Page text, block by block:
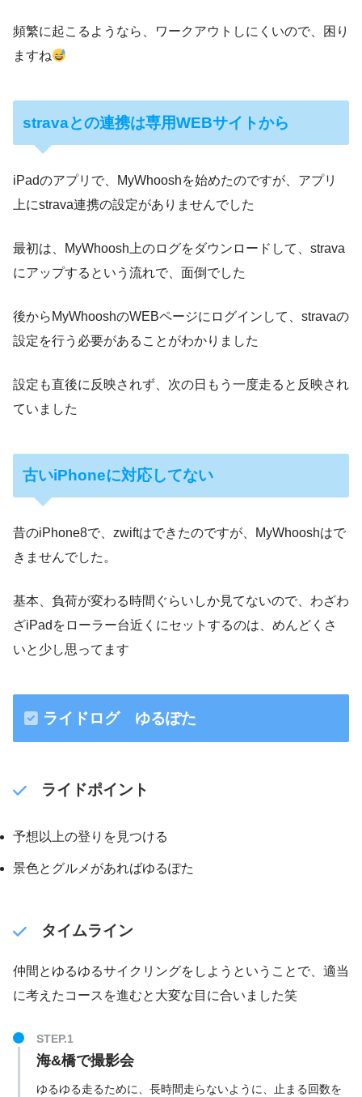
頻繁に起こるようなら、ワークアウトしにくいので、困り
ますね
stravaとの連携は専用WEBサイトから
iPadのアプリで、MyWhooshを始めたのですが、アプリ
上にstrava連携の設定がありませんでした
最初は、MyWhoosh上のログをダウンロードして、strava
にアップするという流れで、面倒でした
後からMyWhooshのWEBページにログインして、stravaの
設定を行う必要があることがわかりました
設定も直後に反映されず、次の日もう一度走ると反映され
ていました
古いiPhoneに対応してない
昔のiPhone8で、zwiftはできたのですが、MyWhooshはで
きませんでした。
基本、負荷が変わる時間ぐらいしか見てないので、わざわ
ざiPadをローラー台近くにセットするのは、めんどくさ
いと少し思ってます
ライドログ ゆるぽた
ライドポイント
予想以上の登りを見つける
景色とグルメがあればゆるぽた
タイムライン
仲間とゆるゆるサイクリングをしようということで、適当
に考えたコースを進むと大変な目に合いました笑
海&橋で撮影会
ゆるゆる走るために、長時間走らないように、止まる回数を